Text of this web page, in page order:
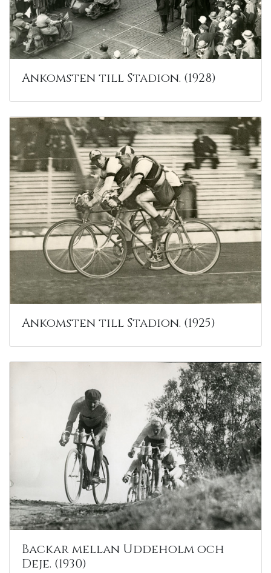
Ankomsten till Stadion. (1928)
Ankomsten till Stadion. (1925)
Backar mellan Uddeholm och
Deje. (1930)